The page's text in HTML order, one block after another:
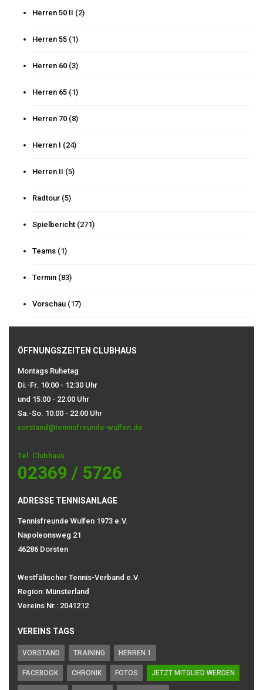
Herren 50 II (2)
Herren 55 (1)
Herren 60 (3)
Herren 65 (1)
Herren 70 (8)
Herren I (24)
Herren II (5)
Radtour (5)
Spielbericht (271)
Teams (1)
Termin (83)
Vorschau (17)
ÖFFNUNGSZEITEN CLUBHAUS
Montags Ruhetag
Di.-Fr. 10:00 - 12:30 Uhr
und 15:00 - 22:00 Uhr
Sa.-So. 10:00 - 22:00 Uhr
vorstand@tennisfreunde-wulfen.de
Tel. Clubhaus
02369 / 5726
ADRESSE TENNISANLAGE
Tennisfreunde Wulfen 1973 e.V.
Napoleonsweg 21
46286 Dorsten
Westfälischer Tennis-Verband e.V.
Region: Münsterland
Vereins Nr.: 2041212
VEREINS TAGS
VORSTAND TRAINING HERREN 1
FACEBOOK CHRONIK FOTOS JETZT MITGLIED WERDEN